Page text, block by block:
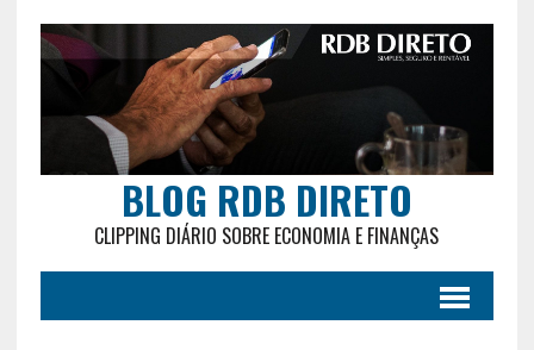
BLOG RDB DIRETO
CLIPPING DIÁRIO SOBRE ECONOMIA E FINANÇAS